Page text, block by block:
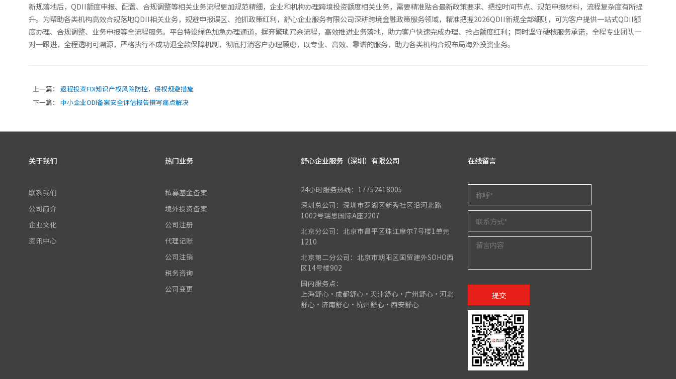
新规落地后，QDII额度申报、配置、合规调整等相关业务流程更加规范精细，企业和机构办理跨境投资额度相关业务，需要精准贴合最新政策要求、把控时间节点、规范申报材料，流程复杂度有所提
升。为帮助各类机构高效合规落地QDII相关业务，规避申报误区、抢抓政策红利，舒心企业服务有限公司深耕跨境金融政策服务领域，精准把握2026QDII新规全部细则，可为客户提供一站式QDII额
度办理、合规调整、业务申报等全流程服务。平台特设绿色加急办理通道，摒弃繁琐冗余流程，高效推进业务落地，助力客户快速完成办理、抢占额度红利；同时坚守硬核服务承诺，全程专业团队一
对一跟进，全程透明可溯源，严格执行不成功退全款保障机制，彻底打消客户办理顾虑，以专业、高效、靠谱的服务，助力各类机构合规布局海外投资业务。
上一篇：
返程投资FDI知识产权风险防控，侵权规避措施
下一篇：
中小企业ODI备案安全评估报告撰写痛点解决
关于我们
联系我们
公司简介
企业文化
资讯中心
热门业务
私募基金备案
境外投资备案
公司注册
代理记账
公司注销
税务咨询
公司变更
舒心企业服务（深圳）有限公司
24小时服务热线：17752418005
深圳总公司：深圳市罗湖区新秀社区沿河北路
1002号瑞思国际A座2207
北京分公司：北京市昌平区珠江摩尔7号楼1单元
1210
北京第二分公司：北京市朝阳区国贸建外SOHO西
区14号楼902
国内服务点：
上海舒心•成都舒心•天津舒心•广州舒心•河北
舒心•济南舒心•杭州舒心•西安舒心
在线留言
提交